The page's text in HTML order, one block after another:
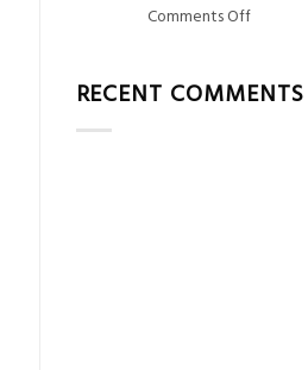
Berikut
Kualifikasi
Comments Offon
Tanah
RECENT COMMENTS